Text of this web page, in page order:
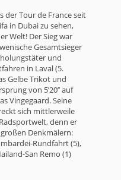
der Tour de France seit
in Dubai zu sehen,
Welt! Der Sieg war
Gesamtsieger
und
in Laval (5.
Gelbe Trikot und
von 5’20’’ auf
Vingegaard. Seine
sich mittlerweile
denn er
Denkmälern:
Rundfahrt (5),
San Remo (1)